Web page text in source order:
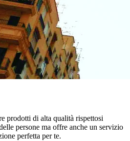
prodotti di alta qualità rispettosi
persone ma offre anche un servizio
perfetta per te.